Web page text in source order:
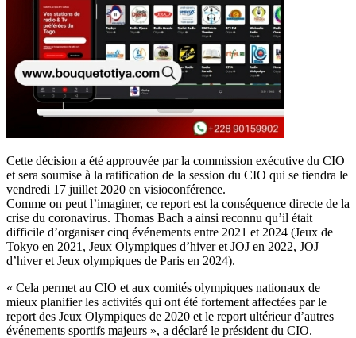
Cette décision a été approuvée par la commission exécutive du CIO
et sera soumise à la ratification de la session du CIO qui se tiendra le
vendredi 17 juillet 2020 en visioconférence.
Comme on peut l’imaginer, ce report est la conséquence directe de la
crise du coronavirus. Thomas Bach a ainsi reconnu qu’il était
difficile d’organiser cinq événements entre 2021 et 2024 (Jeux de
Tokyo en 2021, Jeux Olympiques d’hiver et JOJ en 2022, JOJ
d’hiver et Jeux olympiques de Paris en 2024).
« Cela permet au CIO et aux comités olympiques nationaux de
mieux planifier les activités qui ont été fortement affectées par le
report des Jeux Olympiques de 2020 et le report ultérieur d’autres
événements sportifs majeurs », a déclaré le président du CIO.